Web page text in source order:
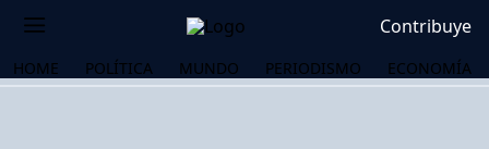
Contribuye
HOME POLÍTICA MUNDO PERIODISMO ECONOMÍA